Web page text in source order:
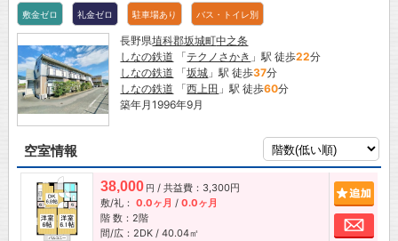
敷金ゼロ 礼金ゼロ 駐車場あり バス・トイレ別
長野県埴科郡坂城町中之条
しなの鉄道 「テクノさかき 」駅 徒歩22分
しなの鉄道 「坂城 」駅 徒歩37分
しなの鉄道 「西上田 」駅 徒歩60分
築年月1996年9月
空室情報
38,000 円 / 共益費：3,300円
敷/礼： 0.0ヶ月 / 0.0ヶ月
階 数：2階
間/広：2DK / 40.04㎡
お